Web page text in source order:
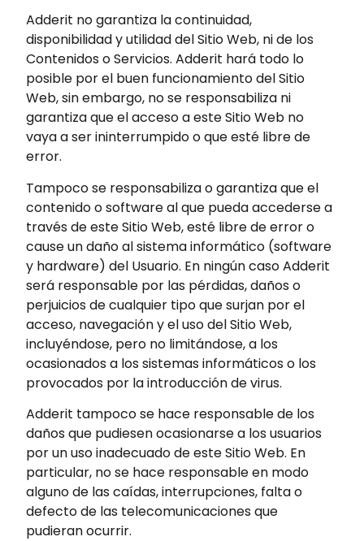
Adderit no garantiza la continuidad,
disponibilidad y utilidad del Sitio Web, ni de los
Contenidos o Servicios. Adderit hará todo lo
posible por el buen funcionamiento del Sitio
Web, sin embargo, no se responsabiliza ni
garantiza que el acceso a este Sitio Web no
vaya a ser ininterrumpido o que esté libre de
error.
Tampoco se responsabiliza o garantiza que el
contenido o software al que pueda accederse a
través de este Sitio Web, esté libre de error o
cause un daño al sistema informático (software
y hardware) del Usuario. En ningún caso Adderit
será responsable por las pérdidas, daños o
perjuicios de cualquier tipo que surjan por el
acceso, navegación y el uso del Sitio Web,
incluyéndose, pero no limitándose, a los
ocasionados a los sistemas informáticos o los
provocados por la introducción de virus.
Adderit tampoco se hace responsable de los
daños que pudiesen ocasionarse a los usuarios
por un uso inadecuado de este Sitio Web. En
particular, no se hace responsable en modo
alguno de las caídas, interrupciones, falta o
defecto de las telecomunicaciones que
pudieran ocurrir.